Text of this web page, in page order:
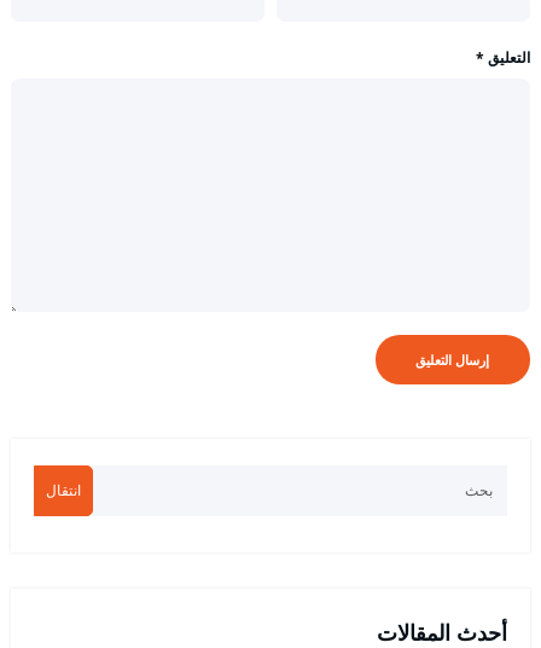
التعليق *
انتقال
أحدث المقالات